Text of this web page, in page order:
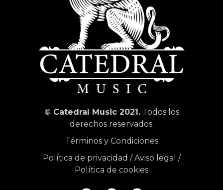
© Catedral Music 2021.Todos los
derechos reservados.
Términos y Condiciones
Política de privacidad /Aviso legal /
Política de cookies